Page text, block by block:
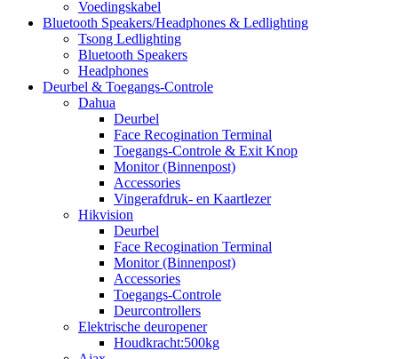
Voedingskabel
Bluetooth Speakers/Headphones & Ledlighting
Tsong Ledlighting
Bluetooth Speakers
Headphones
Deurbel & Toegangs-Controle
Dahua
Deurbel
Face Recogination Terminal
Toegangs-Controle & Exit Knop
Monitor (Binnenpost)
Accessories
Vingerafdruk- en Kaartlezer
Hikvision
Deurbel
Face Recogination Terminal
Monitor (Binnenpost)
Accessories
Toegangs-Controle
Deurcontrollers
Elektrische deuropener
Houdkracht:500kg